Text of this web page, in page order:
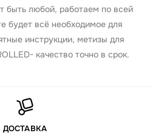
быть любой, работаем по всей
будет всё необходимое для
инструкции, метизы для
качество точно в срок.
ДОСТАВКА